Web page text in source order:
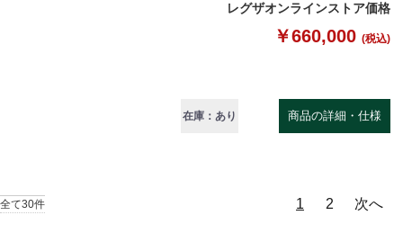
レグザオンラインストア価格
￥660,000 (税込)
在庫：あり 商品の詳細・仕様
全て30件 1 2 次へ